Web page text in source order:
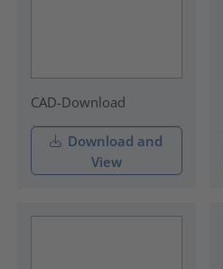
CAD-Download
Download and
View